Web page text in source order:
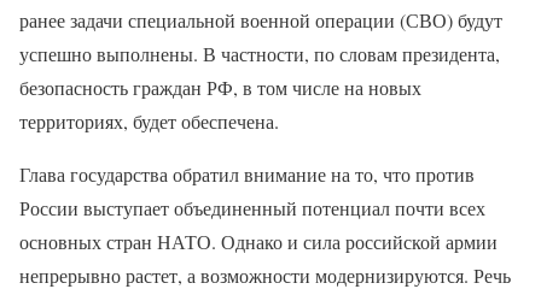
ранее задачи специальной военной операции (СВО) будут
успешно выполнены. В частности, по словам президента,
безопасность граждан РФ, в том числе на новых
территориях, будет обеспечена.
Глава государства обратил внимание на то, что против
России выступает объединенный потенциал почти всех
основных стран НАТО. Однако и сила российской армии
непрерывно растет, а возможности модернизируются. Речь